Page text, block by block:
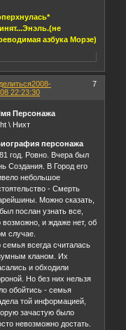
азбука Морзе)
7
2008-
22:23:30
Персонажа
\ Нихт
персонажа
год. Ровно. Вчера был
Создания. В Город его
небольшое
- Смерть
Можно сказать,
послан узнать все,
возможно, и ждаже нет, об
случае.
семья всегда считалась
кланом. Их
и обходили
Но без них нельзя
обойтись - семья
той информацией,
зачастую было
невозможно достать.